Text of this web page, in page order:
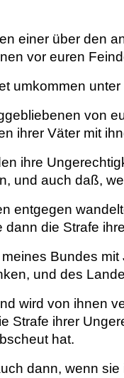
einer über den
vor euren
umkommen
von
ihrer Väter mit
ihre
und auch daß,
entgegen
dann die Strafe
Bundes
und des
wird von ihnen
Strafe ihrer
hat.
dann, wenn